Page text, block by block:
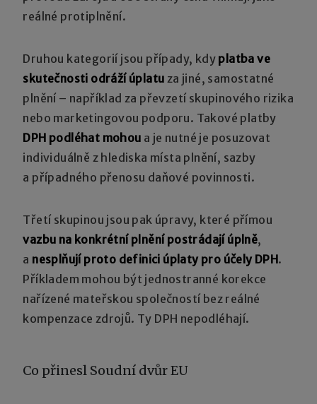
reálné protiplnění.
Druhou kategorií jsou případy, kdy platba ve
skutečnosti odráží úplatu za jiné, samostatné
plnění – například za převzetí skupinového rizika
nebo marketingovou podporu. Takové platby
DPH podléhat mohou a je nutné je posuzovat
individuálně z hlediska místa plnění, sazby
a případného přenosu daňové povinnosti.
Třetí skupinou jsou pak úpravy, které přímou
vazbu na konkrétní plnění postrádají úplně,
a nesplňují proto definici úplaty pro účely DPH.
Příkladem mohou být jednostranné korekce
nařízené mateřskou společností bez reálné
kompenzace zdrojů. Ty DPH nepodléhají.
Co přinesl Soudní dvůr EU